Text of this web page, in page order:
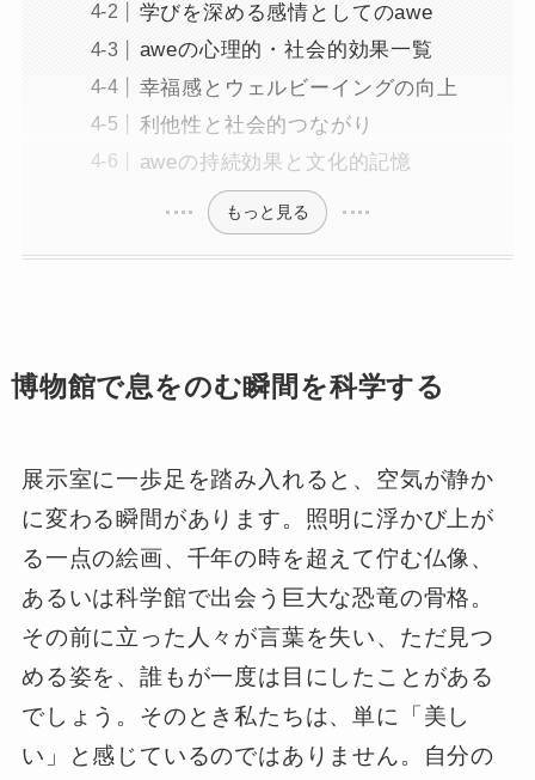
学びを深める感情としてのawe
aweの心理的・社会的効果一覧
幸福感とウェルビーイングの向上
利他性と社会的つながり
aweの持続効果と文化的記憶
もっと見る
博物館で息をのむ瞬間を科学する
展示室に一歩足を踏み入れると、空気が静か
に変わる瞬間があります。照明に浮かび上が
る一点の絵画、千年の時を超えて佇む仏像、
あるいは科学館で出会う巨大な恐竜の骨格。
その前に立った人々が言葉を失い、ただ見つ
める姿を、誰もが一度は目にしたことがある
でしょう。そのとき私たちは、単に「美し
い」と感じているのではありません。自分の